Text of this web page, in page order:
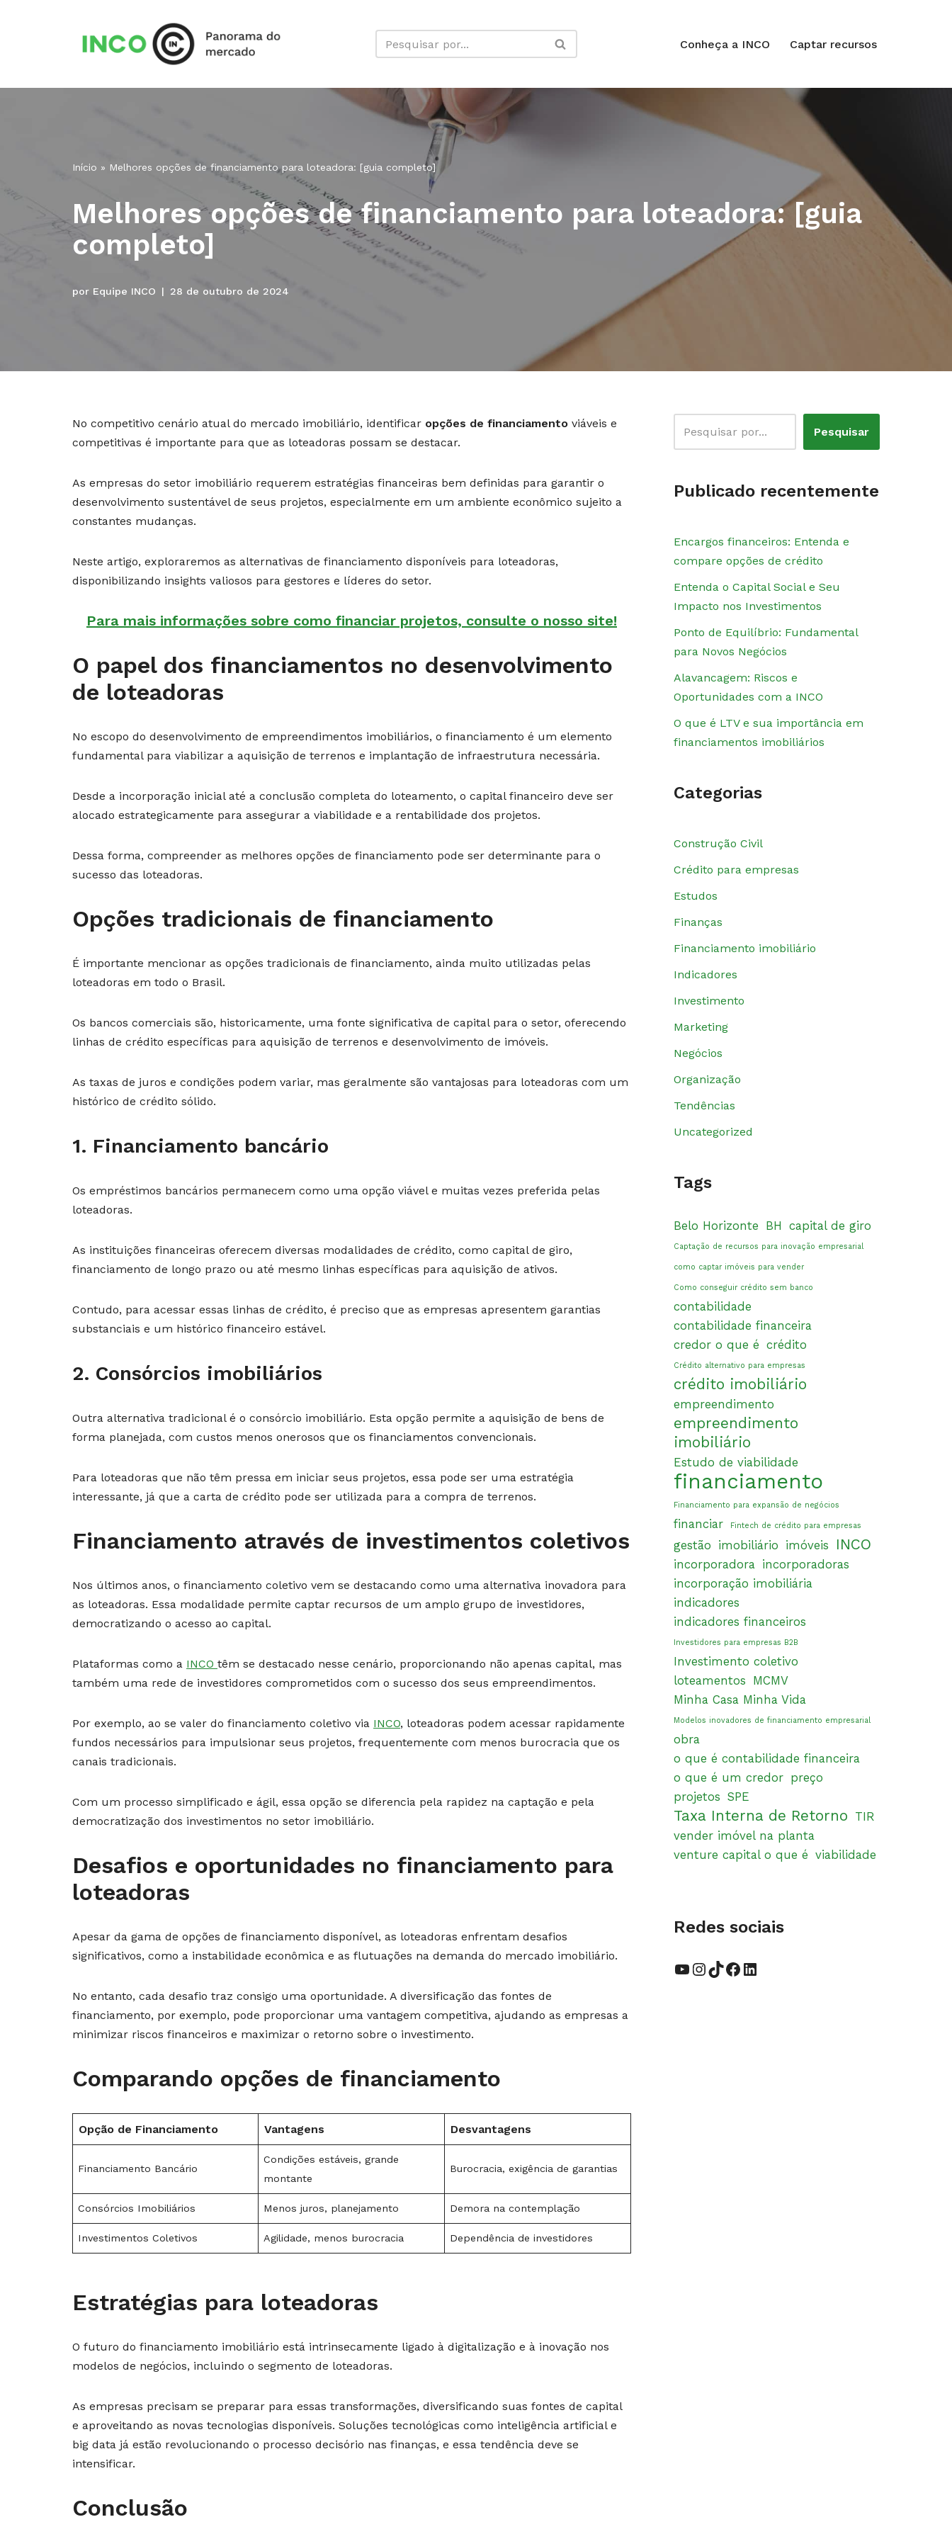
Conheça a INCO Captar recursos
Início » Melhores opções de financiamento para loteadora: [guia completo]
Melhores opções de financiamento para loteadora: [guia
completo]
por Equipe INCO 28 de outubro de 2024
No competitivo cenário atual do mercado imobiliário, identificar opções de financiamento viáveis e
competitivas é importante para que as loteadoras possam se destacar.
As empresas do setor imobiliário requerem estratégias financeiras bem definidas para garantir o
desenvolvimento sustentável de seus projetos, especialmente em um ambiente econômico sujeito a
constantes mudanças.
Neste artigo, exploraremos as alternativas de financiamento disponíveis para loteadoras,
disponibilizando insights valiosos para gestores e líderes do setor.
Para mais informações sobre como financiar projetos, consulte o nosso site!
O papel dos financiamentos no desenvolvimento
de loteadoras
No escopo do desenvolvimento de empreendimentos imobiliários, o financiamento é um elemento
fundamental para viabilizar a aquisição de terrenos e implantação de infraestrutura necessária.
Desde a incorporação inicial até a conclusão completa do loteamento, o capital financeiro deve ser
alocado estrategicamente para assegurar a viabilidade e a rentabilidade dos projetos.
Dessa forma, compreender as melhores opções de financiamento pode ser determinante para o
sucesso das loteadoras.
Opções tradicionais de financiamento
É importante mencionar as opções tradicionais de financiamento, ainda muito utilizadas pelas
loteadoras em todo o Brasil.
Os bancos comerciais são, historicamente, uma fonte significativa de capital para o setor, oferecendo
linhas de crédito específicas para aquisição de terrenos e desenvolvimento de imóveis.
As taxas de juros e condições podem variar, mas geralmente são vantajosas para loteadoras com um
histórico de crédito sólido.
1. Financiamento bancário
Os empréstimos bancários permanecem como uma opção viável e muitas vezes preferida pelas
loteadoras.
As instituições financeiras oferecem diversas modalidades de crédito, como capital de giro,
financiamento de longo prazo ou até mesmo linhas específicas para aquisição de ativos.
Contudo, para acessar essas linhas de crédito, é preciso que as empresas apresentem garantias
substanciais e um histórico financeiro estável.
2. Consórcios imobiliários
Outra alternativa tradicional é o consórcio imobiliário. Esta opção permite a aquisição de bens de
forma planejada, com custos menos onerosos que os financiamentos convencionais.
Para loteadoras que não têm pressa em iniciar seus projetos, essa pode ser uma estratégia
interessante, já que a carta de crédito pode ser utilizada para a compra de terrenos.
Financiamento através de investimentos coletivos
Nos últimos anos, o financiamento coletivo vem se destacando como uma alternativa inovadora para
as loteadoras. Essa modalidade permite captar recursos de um amplo grupo de investidores,
democratizando o acesso ao capital.
Plataformas como a INCO têm se destacado nesse cenário, proporcionando não apenas capital, mas
também uma rede de investidores comprometidos com o sucesso dos seus empreendimentos.
Por exemplo, ao se valer do financiamento coletivo via INCO, loteadoras podem acessar rapidamente
fundos necessários para impulsionar seus projetos, frequentemente com menos burocracia que os
canais tradicionais.
Com um processo simplificado e ágil, essa opção se diferencia pela rapidez na captação e pela
democratização dos investimentos no setor imobiliário.
Desafios e oportunidades no financiamento para
loteadoras
Apesar da gama de opções de financiamento disponível, as loteadoras enfrentam desafios
significativos, como a instabilidade econômica e as flutuações na demanda do mercado imobiliário.
No entanto, cada desafio traz consigo uma oportunidade. A diversificação das fontes de
financiamento, por exemplo, pode proporcionar uma vantagem competitiva, ajudando as empresas a
minimizar riscos financeiros e maximizar o retorno sobre o investimento.
Comparando opções de financiamento
Opção de Financiamento Vantagens Desvantagens
Financiamento Bancário
Condições estáveis, grande
montante
Burocracia, exigência de garantias
Consórcios Imobiliários Menos juros, planejamento Demora na contemplação
Investimentos Coletivos Agilidade, menos burocracia Dependência de investidores
Estratégias para loteadoras
O futuro do financiamento imobiliário está intrinsecamente ligado à digitalização e à inovação nos
modelos de negócios, incluindo o segmento de loteadoras.
As empresas precisam se preparar para essas transformações, diversificando suas fontes de capital
e aproveitando as novas tecnologias disponíveis. Soluções tecnológicas como inteligência artificial e
big data já estão revolucionando o processo decisório nas finanças, e essa tendência deve se
intensificar.
Conclusão
Pesquisar
Publicado recentemente
Encargos financeiros: Entenda e
compare opções de crédito
Entenda o Capital Social e Seu
Impacto nos Investimentos
Ponto de Equilíbrio: Fundamental
para Novos Negócios
Alavancagem: Riscos e
Oportunidades com a INCO
O que é LTV e sua importância em
financiamentos imobiliários
Categorias
Construção Civil
Crédito para empresas
Estudos
Finanças
Financiamento imobiliário
Indicadores
Investimento
Marketing
Negócios
Organização
Tendências
Uncategorized
Tags
Belo Horizonte BH capital de giro
Captação de recursos para inovação empresarial
como captar imóveis para vender
Como conseguir crédito sem banco
contabilidade
contabilidade financeira
credor o que é crédito
Crédito alternativo para empresas
crédito imobiliário
empreendimento
empreendimento
imobiliário
Estudo de viabilidade
financiamento
Financiamento para expansão de negócios
financiar Fintech de crédito para empresas
gestão imobiliário imóveis INCO
incorporadora incorporadoras
incorporação imobiliária
indicadores
indicadores financeiros
Investidores para empresas B2B
Investimento coletivo
loteamentos MCMV
Minha Casa Minha Vida
Modelos inovadores de financiamento empresarial
obra
o que é contabilidade financeira
o que é um credor preço
projetos SPE
Taxa Interna de Retorno TIR
vender imóvel na planta
venture capital o que é viabilidade
Redes sociais